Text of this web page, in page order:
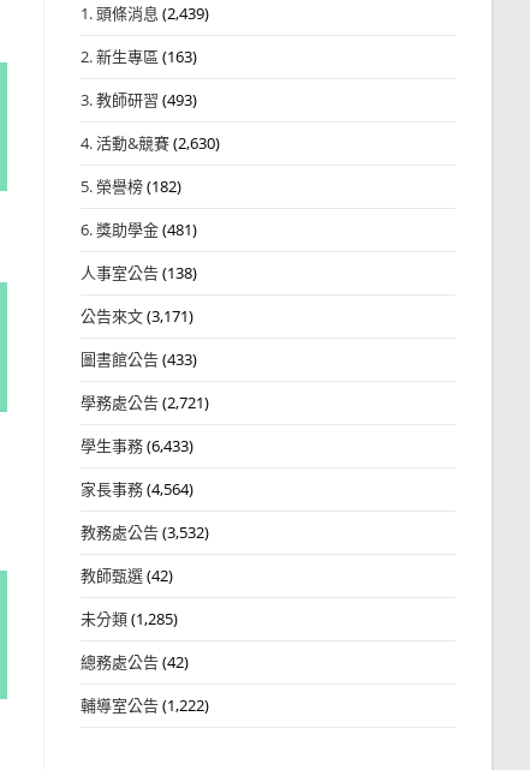
1. 頭條消息 (2,439)
2. 新生專區 (163)
3. 教師研習 (493)
4. 活動&競賽(2,630)
5. 榮譽榜(182)
6. 獎助學金(481)
人事室公告(138)
公告來文(3,171)
圖書館公告(433)
學務處公告(2,721)
學生事務(6,433)
家長事務(4,564)
教務處公告(3,532)
教師甄選(42)
未分類(1,285)
總務處公告(42)
輔導室公告(1,222)